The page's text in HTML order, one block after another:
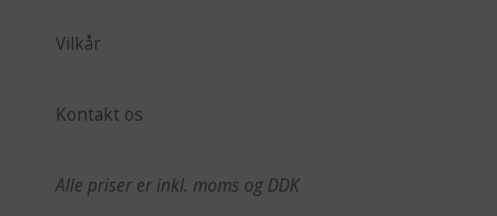
Vilkår
Kontakt os
Alle priser er inkl. moms og DDK